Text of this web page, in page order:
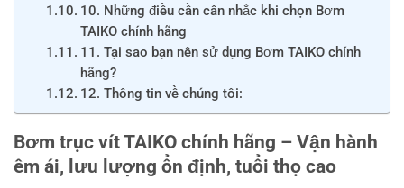
10. Những điều cần cân nhắc khi chọn Bơm
TAIKO chính hãng
11. Tại sao bạn nên sử dụng Bơm TAIKO chính
hãng?
12. Thông tin về chúng tôi:
Bơm trục vít TAIKO chính hãng – Vận hành
êm ái, lưu lượng ổn định, tuổi thọ cao